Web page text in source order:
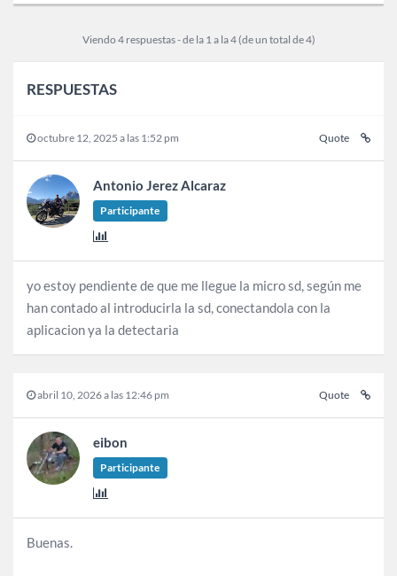
Viendo 4 respuestas - de la 1 a la 4 (de un total de 4)
RESPUESTAS
octubre 12, 2025 a las 1:52 pm Quote
Antonio Jerez Alcaraz
Participante
yo estoy pendiente de que me llegue la micro sd, según me
han contado al introducirla la sd, conectandola con la
aplicacion ya la detectaria
abril 10, 2026 a las 12:46 pm Quote
eibon
Participante
Buenas.